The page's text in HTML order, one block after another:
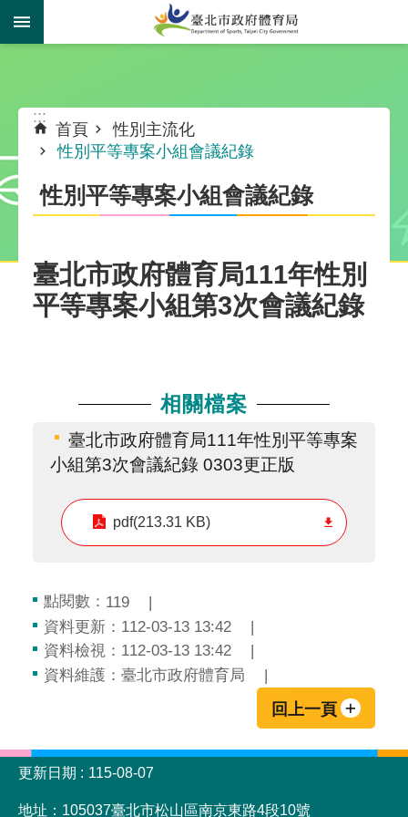
跳到主要內容區塊
:::
首頁
性別主流化
性別平等專案小組會議紀錄
性別平等專案小組會議紀錄
臺北市政府體育局111年性別
平等專案小組第3次會議紀錄
相關檔案
臺北市政府體育局111年性別平等專案
小組第3次會議紀錄 0303更正版
pdf(213.31 KB)
點閱數： 119
資料更新：112-03-13 13:42
資料檢視：112-03-13 13:42
資料維護：臺北市政府體育局
回上一頁
:::
更新日期
115-08-07
地址：105037臺北市松山區南京東路4段10號